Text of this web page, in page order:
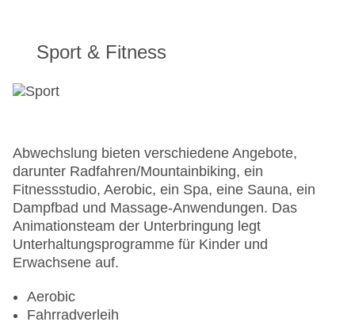
Sport & Fitness
Abwechslung bieten verschiedene Angebote,
darunter Radfahren/Mountainbiking, ein
Fitnessstudio, Aerobic, ein Spa, eine Sauna, ein
Dampfbad und Massage-Anwendungen. Das
Animationsteam der Unterbringung legt
Unterhaltungsprogramme für Kinder und
Erwachsene auf.
Aerobic
Fahrradverleih